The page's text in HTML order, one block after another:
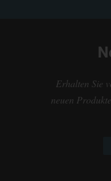
Erhalten Sie
neuen